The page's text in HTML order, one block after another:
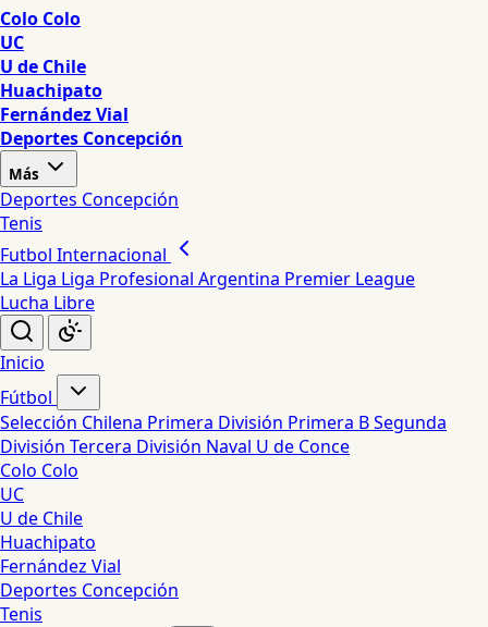
Colo Colo
UC
U de Chile
Huachipato
Fernández Vial
Deportes Concepción
Más
Deportes Concepción
Tenis
Futbol Internacional
La Liga Liga Profesional Argentina Premier League
Lucha Libre
Inicio
Fútbol
Selección Chilena Primera División Primera BSegunda
División Tercera División Naval U de Conce
Colo Colo
UC
U de Chile
Huachipato
Fernández Vial
Deportes Concepción
Tenis